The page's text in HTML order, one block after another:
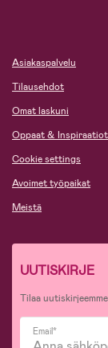
Asiakaspalvelu
Tilausehdot
Omat laskuni
Oppaat &
Cookie settings
Avoimet työpaikat
Meistä
UUTISKIRJE
Tilaa
Email*